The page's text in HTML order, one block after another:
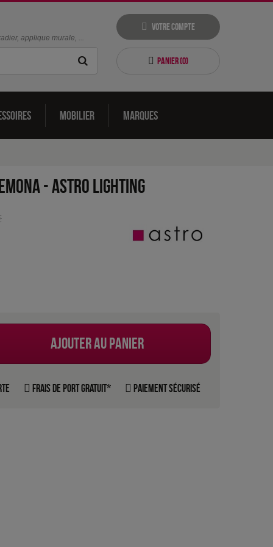
applique murale, ...
Votre compte
Panier (0)
Mobilier Marques
-Astro Lighting
Ajouter au panier
Frais de port gratuit* Paiement sécurisé